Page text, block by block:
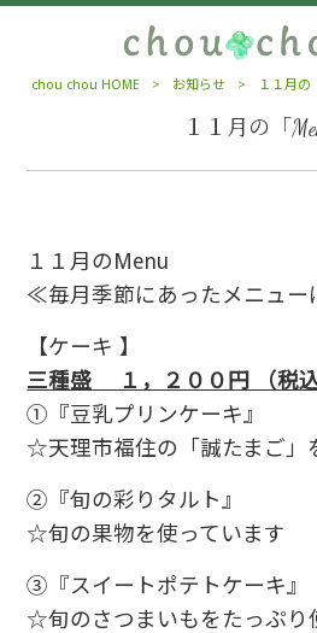
chou chou HOME
> お知らせ > １１月の
１１月の「
１１月のMenu
≪毎月季節にあったメニュー
【ケーキ 】
三種盛 １，２００円 （税込
①『豆乳プリンケーキ』
☆天理市福住の「誠たまご」
②『旬の彩りタルト』
☆旬の果物を使っています
③『スイートポテトケーキ』
☆旬のさつまいもをたっぷり